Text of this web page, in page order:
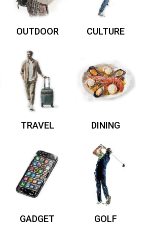
OUTDOOR CULTURE
TRAVEL DINING
GADGET GOLF